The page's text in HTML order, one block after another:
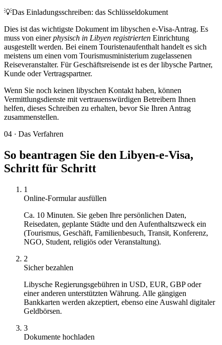
💡Das Einladungsschreiben: das Schlüsseldokument
Dies ist das wichtigste Dokument im libyschen e-Visa-Antrag. Es
muss von einerphysisch in Libyen registrierten Einrichtung
ausgestellt werden. Bei einem Touristenaufenthalt handelt es sich
meistens um einen vom Tourismusministerium zugelassenen
Reiseveranstalter. Für Geschäftsreisende ist es der libysche Partner,
Kunde oder Vertragspartner.
Wenn Sie noch keinen libyschen Kontakt haben, können
Vermittlungsdienste mit vertrauenswürdigen Betreibern Ihnen
helfen, dieses Schreiben zu erhalten, bevor Sie Ihren Antrag
zusammenstellen.
04 · Das Verfahren
So beantragen Sie den Libyen-e-Visa,
Schritt für Schritt
1
Online-Formular ausfüllen
Ca. 10 Minuten. Sie geben Ihre persönlichen Daten,
Reisedaten, geplante Städte und den Aufenthaltszweck ein
(Tourismus, Geschäft, Familienbesuch, Transit, Konferenz,
NGO, Student, religiös oder Veranstaltung).
2
Sicher bezahlen
Libysche Regierungsgebühren in USD, EUR, GBP oder
einer anderen unterstützten Währung. Alle gängigen
Bankkarten werden akzeptiert, ebenso eine Auswahl digitaler
Geldbörsen.
3
Dokumente hochladen